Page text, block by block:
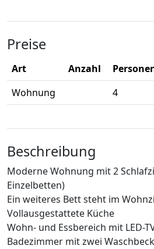
Preise
Art Anzahl
Wohnung
4
Beschreibung
Moderne Wohnung mit 2
Einzelbetten)
Ein weiteres Bett steht im
Vollausgestattete Küche
Wohn- und Essbereich mit LED-
Badezimmer mit zwei